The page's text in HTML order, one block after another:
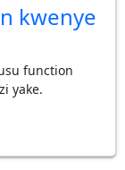
kwenye
function
yake.